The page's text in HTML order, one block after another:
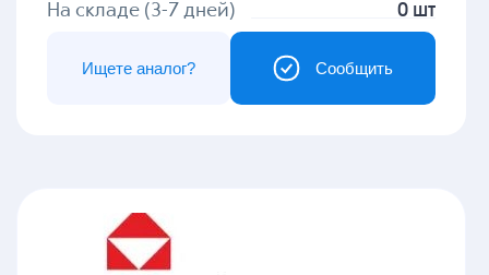
На складе (3-7 дней) 0 шт
Сообщить
Ищете аналог?